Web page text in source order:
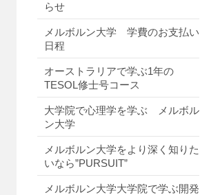
らせ
メルボルン大学 学費のお支払い
日程
オーストラリアで学ぶ1年の
TESOL修士号コース
大学院で心理学を学ぶ メルボル
ン大学
メルボルン大学をより深く知りた
いなら”PURSUIT”
メルボルン大学大学院で学ぶ開発